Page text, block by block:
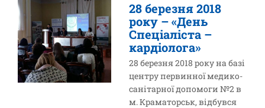
28 березня 2018
року – «День
Спеціаліста –
кардіолога»
28 березня 2018 року на базі
центру первинної медико-
санітарної допомоги №2 в
м. Краматорськ, відбувся